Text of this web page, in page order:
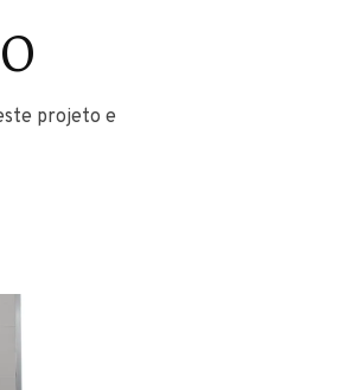
projeto e